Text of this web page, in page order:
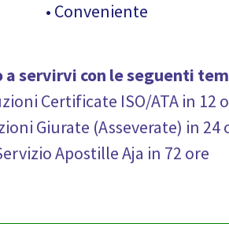
• Conveniente
servirvi con le seguenti
Certificate ISO/ATA in 12
Giurate (Asseverate) in 24
Apostille Aja in 72 ore